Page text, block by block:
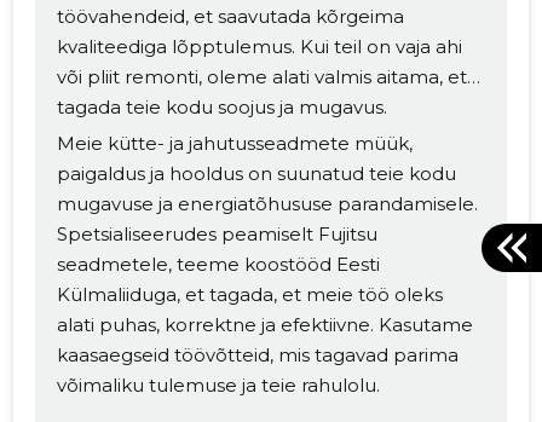
töövahendeid, et saavutada kõrgeima
kvaliteediga lõpptulemus. Kui teil on vaja ahi
või pliit remonti, oleme alati valmis aitama, et
tagada teie kodu soojus ja mugavus.
Meie kütte- ja jahutusseadmete müük,
paigaldus ja hooldus on suunatud teie kodu
mugavuse ja energiatõhususe parandamisele.
Spetsialiseerudes peamiselt Fujitsu
seadmetele, teeme koostööd Eesti
Külmaliiduga, et tagada, et meie töö oleks
alati puhas, korrektne ja efektiivne. Kasutame
kaasaegseid töövõtteid, mis tagavad parima
võimaliku tulemuse ja teie rahulolu.